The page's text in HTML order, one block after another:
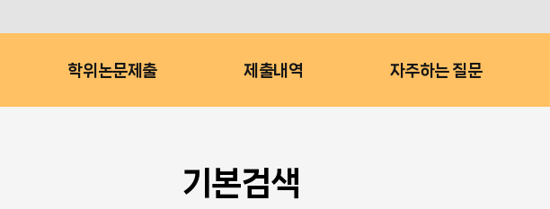
학위논문제출 제출내역 자주하는 질문
기본검색